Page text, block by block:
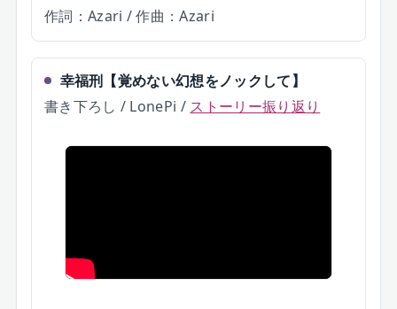
作詞：Azari / 作曲：Azari
幸福刑 【覚めない幻想をノックして】
書き下ろし / LonePi / ストーリー振り返り